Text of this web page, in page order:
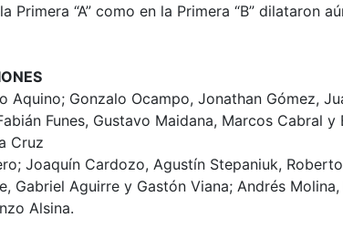
Primera “A” como en la Primera “B” dilataron
Aquino; Gonzalo Ocampo, Jonathan Gómez,
Funes, Gustavo Maidana, Marcos Cabral
Cruz
Joaquín Cardozo, Agustín Stepaniuk,
Gabriel Aguirre y Gastón Viana; Andrés
Alsina.